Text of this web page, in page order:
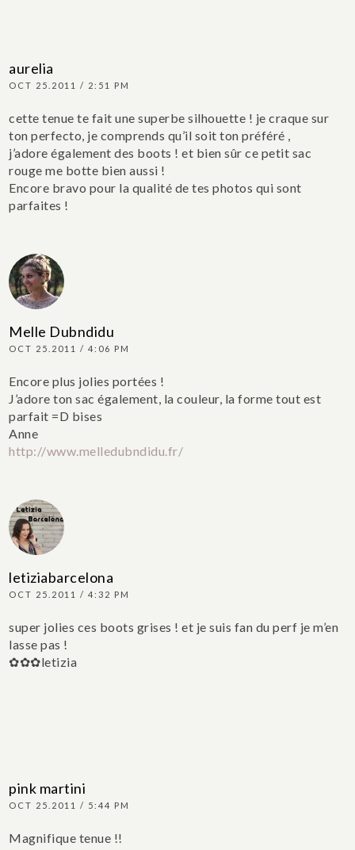
aurelia
OCT 25.2011 / 2:51 PM
cette tenue te fait une superbe silhouette ! je craque sur
ton perfecto, je comprends qu’il soit ton préféré ,
j’adore également des boots ! et bien sûr ce petit sac
rouge me botte bien aussi !
Encore bravo pour la qualité de tes photos qui sont
parfaites !
Melle Dubndidu
OCT 25.2011 / 4:06 PM
Encore plus jolies portées !
J’adore ton sac également, la couleur, la forme tout est
parfait =D bises
Anne
http://www.melledubndidu.fr/
letiziabarcelona
OCT 25.2011 / 4:32 PM
super jolies ces boots grises ! et je suis fan du perf je m’en
lasse pas !
✿✿✿letizia
pink martini
OCT 25.2011 / 5:44 PM
Magnifique tenue !!